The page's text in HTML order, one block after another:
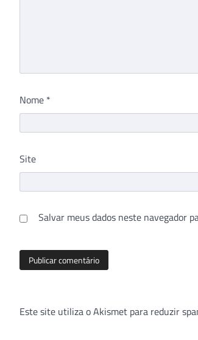
Nome *
Site
Salvar meus dados neste navegador
Este site utiliza o Akismet para reduzir